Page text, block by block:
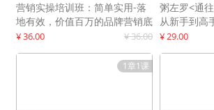
营销实操培训班：简单实用-落
地有效，价值百万的品牌营销底
层逻辑
¥ 36.00 ¥ 36.00
粥左罗<通
从新手到高
¥ 29.00
1章1课